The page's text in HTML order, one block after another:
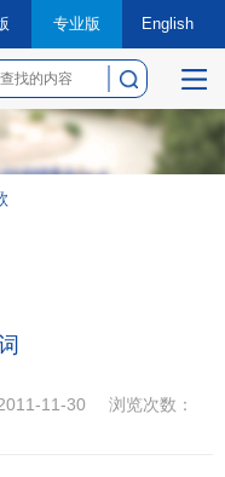
专业版 English
菜
11-30
浏览次数：